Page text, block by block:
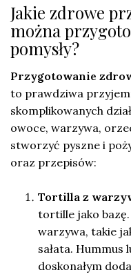
Jakie zdrowe
można
pomysły?
Przygotowanie
to prawdziwa
skomplikowanych
owoce, warzywa,
stworzyć pyszne i
oraz przepisów:
Tortilla z
tortille jako bazę.
warzywa, takie
sałata.
doskonałym